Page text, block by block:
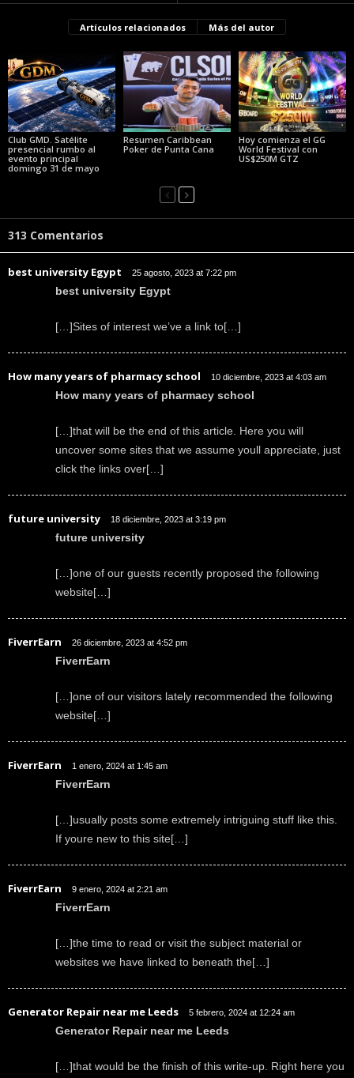
Artículos relacionados Más del autor
Club GMD. Satélite
presencial rumbo al
evento principal
domingo 31 de mayo
Resumen Caribbean
Poker de Punta Cana
Hoy comienza el GG
World Festival con
US$250M GTZ
313 Comentarios
best university Egypt 25 agosto, 2023 at 7:22 pm
best university Egypt
[…]Sites of interest we’ve a link to[…]
How many years of pharmacy school 10 diciembre, 2023 at 4:03 am
How many years of pharmacy school
[…]that will be the end of this article. Here you will
uncover some sites that we assume youll appreciate, just
click the links over[…]
future university 18 diciembre, 2023 at 3:19 pm
future university
[…]one of our guests recently proposed the following
website[…]
FiverrEarn 26 diciembre, 2023 at 4:52 pm
FiverrEarn
[…]one of our visitors lately recommended the following
website[…]
FiverrEarn 1 enero, 2024 at 1:45 am
FiverrEarn
[…]usually posts some extremely intriguing stuff like this.
If youre new to this site[…]
FiverrEarn 9 enero, 2024 at 2:21 am
FiverrEarn
[…]the time to read or visit the subject material or
websites we have linked to beneath the[…]
Generator Repair near me Leeds 5 febrero, 2024 at 12:24 am
Generator Repair near me Leeds
[…]that would be the finish of this write-up. Right here you